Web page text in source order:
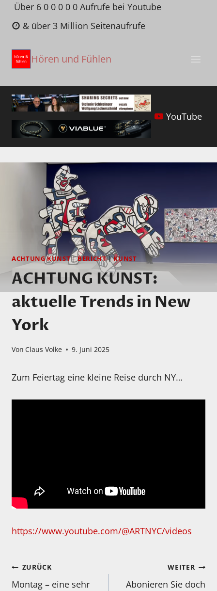
Zum
Inhalt
springen
Über 6 0 0 0 0 0 Aufrufe bei Youtube
& über 3 Million Seitenaufrufe
Hören und Fühlen
YouTube
ACHTUNG KUNST|BERICHT|KUNST
ACHTUNG KUNST:
aktuelle Trends in New
York
Von Claus Volke 9. Juni 2025
Zum Feiertag eine kleine Reise durch NY…
https://www.youtube.com/@ARTNYC/videos
Beitragsnavigation
ZURÜCK
Montag – eine sehr
WEITER
Abonieren Sie doch